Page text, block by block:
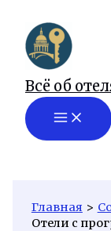
содержимому
Всё об
Главная
Отели с